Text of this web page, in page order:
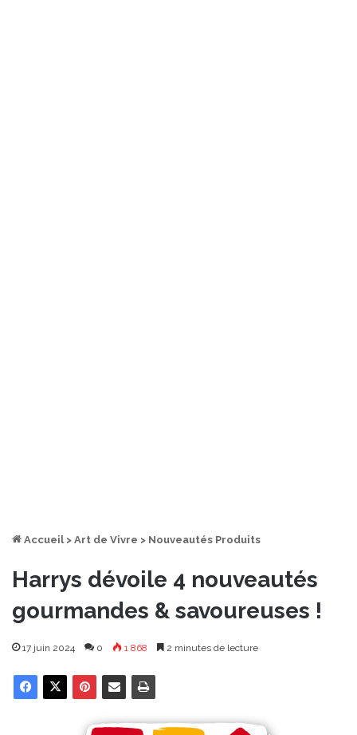
Accueil > Art de Vivre > Nouveautés Produits
Harrys dévoile 4 nouveautés
gourmandes & savoureuses !
17 juin 2024 0 1 868 2 minutes de lecture